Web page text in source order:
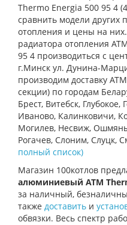
Thermo Energia 500 95 4
сравнить модели других
отопления и цены на
радиатора отопления
95 4 производиться с
г.Минск ул. Дунина-
производим доставку
секции) по городам
Брест, Витебск,
Иваново, Калинковичи,
Могилев, Несвиж,
Рогачев, Слоним, Слуцк,
полный список)
Магазин 100котлов
алюминиевый ATM
за наличный,
также доставить и
обвязки. Весь спектр